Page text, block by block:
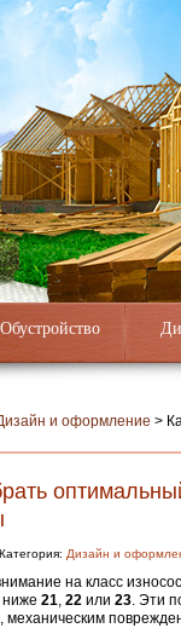
Обустройство
и оформление >
Дизайн и
на класс
ниже 21, 22 или 23. Эти
механическим